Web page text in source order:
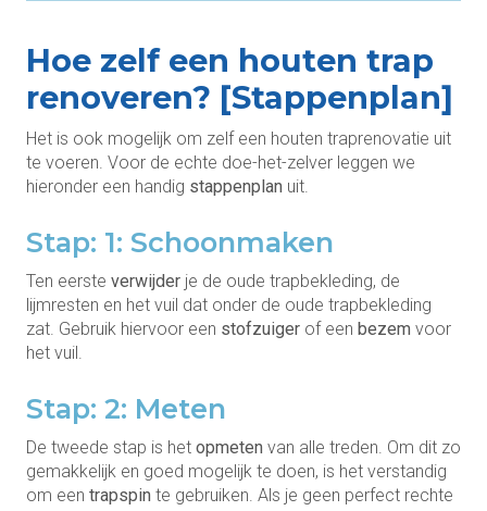
Hoe zelf een houten trap
renoveren? [Stappenplan]
Het is ook mogelijk om zelf een houten traprenovatie uit
te voeren. Voor de echte doe-het-zelver leggen we
hieronder een handig stappenplan uit.
Stap: 1: Schoonmaken
Ten eerste verwijder je de oude trapbekleding, de
lijmresten en het vuil dat onder de oude trapbekleding
zat. Gebruik hiervoor een stofzuiger of een bezem voor
het vuil.
Stap: 2: Meten
De tweede stap is het opmeten van alle treden. Om dit zo
gemakkelijk en goed mogelijk te doen, is het verstandig
om een trapspin te gebruiken. Als je geen perfect rechte